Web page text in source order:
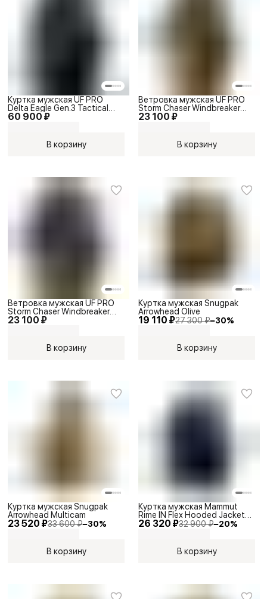
60 900 ₽
Куртка мужская UF PRO
Delta Eagle Gen.3 Tactical
Softshell Jacket Black
В корзину
23 100 ₽
Ветровка мужская UF PRO
Storm Chaser Windbreaker
Jacket Brown Grey
В корзину
23 100 ₽
Ветровка мужская UF PRO
Storm Chaser Windbreaker
Jacket Black
В корзину
19 110 ₽27 300 ₽−30%
Куртка мужская Snugpak
Arrowhead Olive
В корзину
23 520 ₽33 600 ₽−30%
Куртка мужская Snugpak
Arrowhead Multicam
В корзину
26 320 ₽32 900 ₽−20%
Куртка мужская Mammut
Rime IN Flex Hooded Jacket
Marine
В корзину